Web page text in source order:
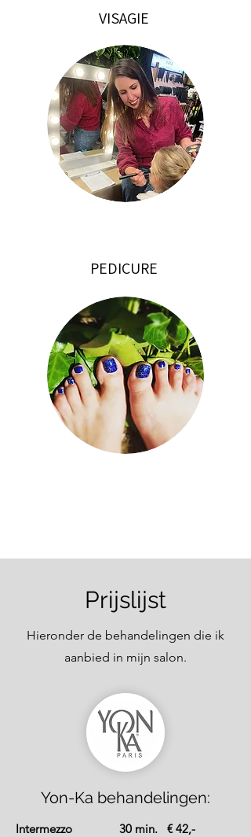
VISAGIE
PEDICURE
Prijslijst
Hieronder de behandelingen die ik
aanbied in mijn salon.
Yon-Ka behandelingen:
Intermezzo 30 min. € 42,-